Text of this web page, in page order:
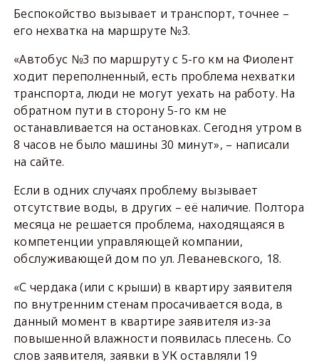
Беспокойство вызывает и транспорт, точнее –
его нехватка на маршруте №3.
«Автобус №3 по маршруту с 5-го км на Фиолент
ходит переполненный, есть проблема нехватки
транспорта, люди не могут уехать на работу. На
обратном пути в сторону 5-го км не
останавливается на остановках. Сегодня утром в
8 часов не было машины 30 минут», – написали
на сайте.
Если в одних случаях проблему вызывает
отсутствие воды, в других – её наличие. Полтора
месяца не решается проблема, находящаяся в
компетенции управляющей компании,
обслуживающей дом по ул. Леваневского, 18.
«С чердака (или с крыши) в квартиру заявителя
по внутренним стенам просачивается вода, в
данный момент в квартире заявителя из-за
повышенной влажности появилась плесень. Со
слов заявителя, заявки в УК оставляли 19